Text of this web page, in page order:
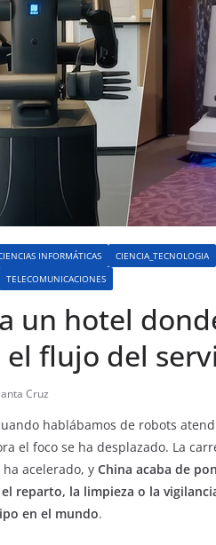
INFORMÁTICAS CIENCIA_TECNOLOGIA
TELECOMUNICACIONES
un hotel
flujo del
Cruz
hablábamos de robots
el foco se ha desplazado. La
acelerado, y China acaba de
reparto, la limpieza o la
en el mundo.